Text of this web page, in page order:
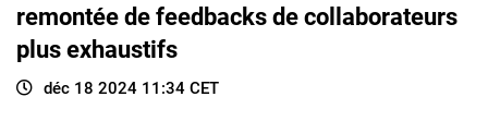
remontée de feedbacks de collaborateurs
plus exhaustifs
déc 18 2024 11:34 CET